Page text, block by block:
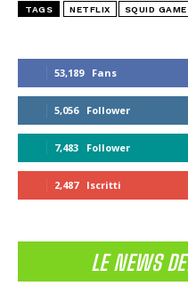
53,189 Fans
5,056 Follower
7,483 Follower
2,487 Iscritti
LE NEWS
TAGS NETFLIX SQUID GAME